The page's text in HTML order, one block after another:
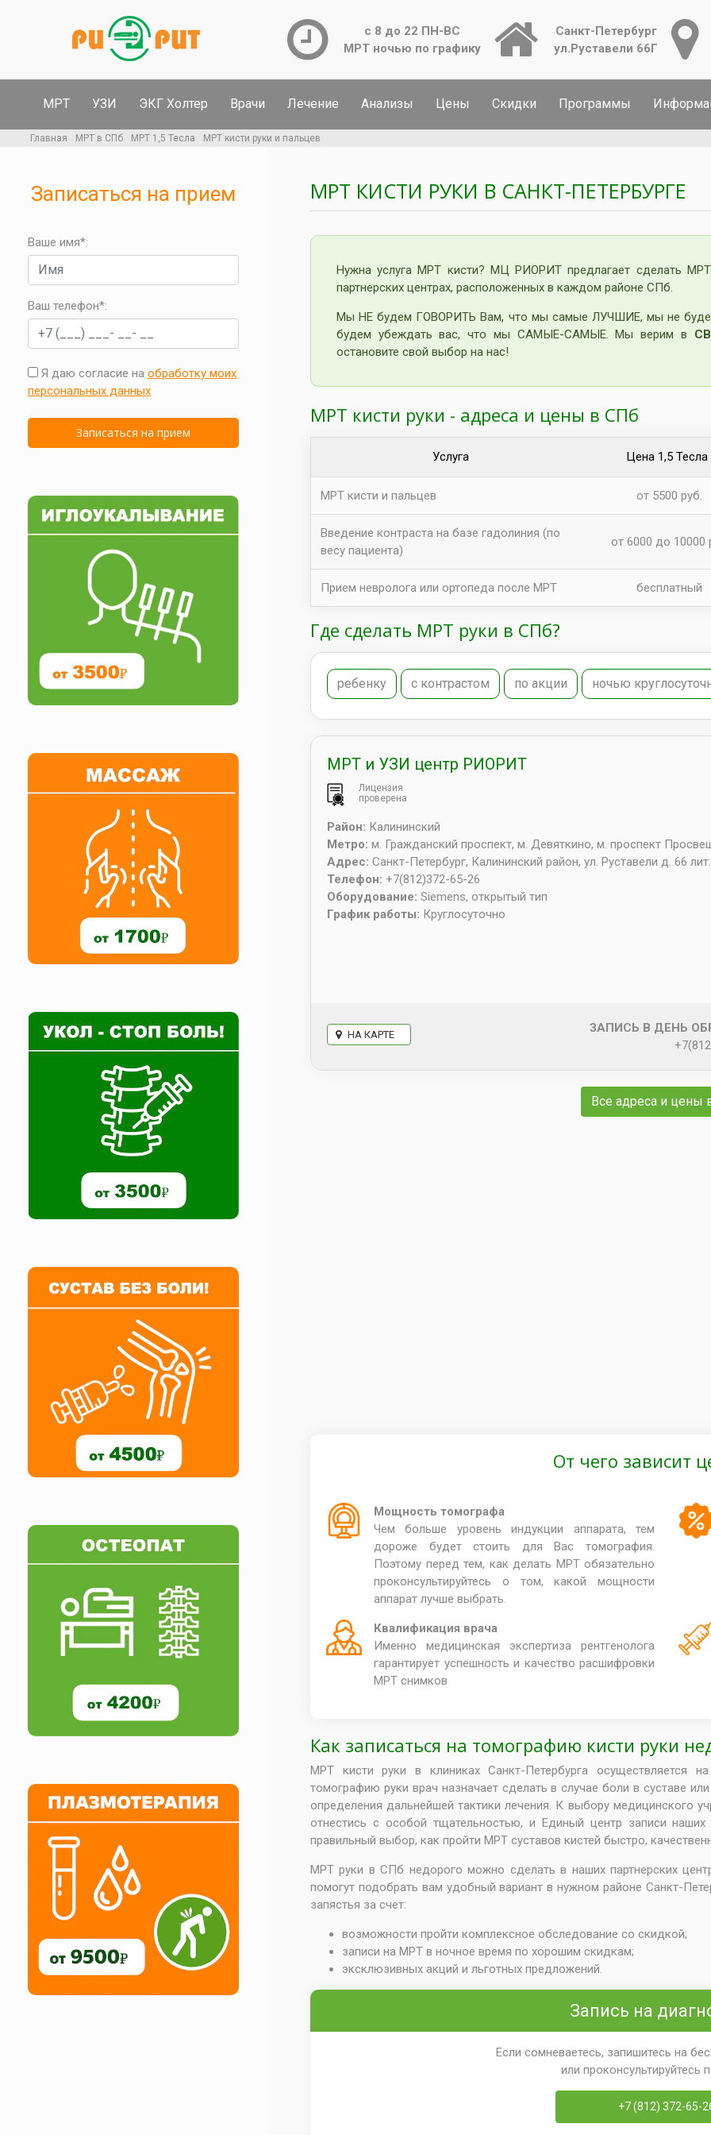
с 8 до 22 ПН-ВС
МРТ ночью по графику
Санкт-Петербург
ул.Руставели 66Г
МРТ УЗИ ЭКГ Холтер Врачи Лечение Анализы Цены Скидки Программы
Главная МРТ в СПб МРТ 1,5 Тесла МРТ кисти руки и пальцев
Записаться на прием
Ваше имя*:
Ваш телефон*:
Я даю согласие на обработку моих
персональных данных
МРТ КИСТИ РУКИ В САНКТ-ПЕТЕРБУРГЕ
Нужна услуга МРТ кисти? МЦ РИОРИТ предлагает сделать
партнерских центрах, расположенных в каждом районе СПб.
Мы НЕ будем ГОВОРИТЬ Вам, что мы самые ЛУЧШИЕ, мы не
будем убеждать вас, что мы САМЫЕ-САМЫЕ. Мы верим в
остановите свой выбор на нас!
МРТ кисти руки - адреса и цены в СПб
Услуга Цена 1,5 Тесла
МРТ кисти и пальцев от 5500 руб.
Введение контраста на базе гадолиния (по
весу пациента)
от 6000 до 10000
Прием невролога или ортопеда после МРТ бесплатный
Где сделать МРТ руки в СПб?
ребенку с контрастом по акции ночью
МРТ и УЗИ центр РИОРИТ
Лицензия
проверена
Район: Калининский
Метро: м. Гражданский проспект, м. Девяткино, м. проспект
Адрес: Санкт-Петербург, Калининский район, ул. Руставели д. 66
Телефон: +7(812)372-65-26
Оборудование: Siemens, открытый тип
График работы: Круглосуточно
НА КАРТЕ
ЗАПИСЬ В ДЕНЬ
Все адреса и цены
От чего зависит
Мощность томографа
Чем больше уровень индукции аппарата, тем
дороже будет стоить для Вас томография.
Поэтому перед тем, как делать МРТ обязательно
проконсультируйтесь о том, какой мощности
аппарат лучше выбрать.
Квалификация врача
Именно медицинская экспертиза рентгенолога
гарантирует успешность и качество расшифровки
МРТ снимков
Как записаться на томографию кисти руки
МРТ кисти руки в клиниках Санкт-Петербурга осуществляется
томографию руки врач назначает сделать в случае боли в суставе
определения дальнейшей тактики лечения. К выбору медицинского
отнестись с особой тщательностью, и Единый центр записи
правильный выбор, как пройти МРТ суставов кистей быстро,
МРТ руки в СПб недорого можно сделать в наших партнерских
помогут подобрать вам удобный вариант в нужном районе Санкт-
запястья за счет:
возможности пройти комплексное обследование со скидкой;
записи на МРТ в ночное время по хорошим скидкам;
эксклюзивных акций и льготных предложений.
Запись на
Если сомневаетесь, запишитесь на
или проконсультируйтесь
+7 (812) 372-65-